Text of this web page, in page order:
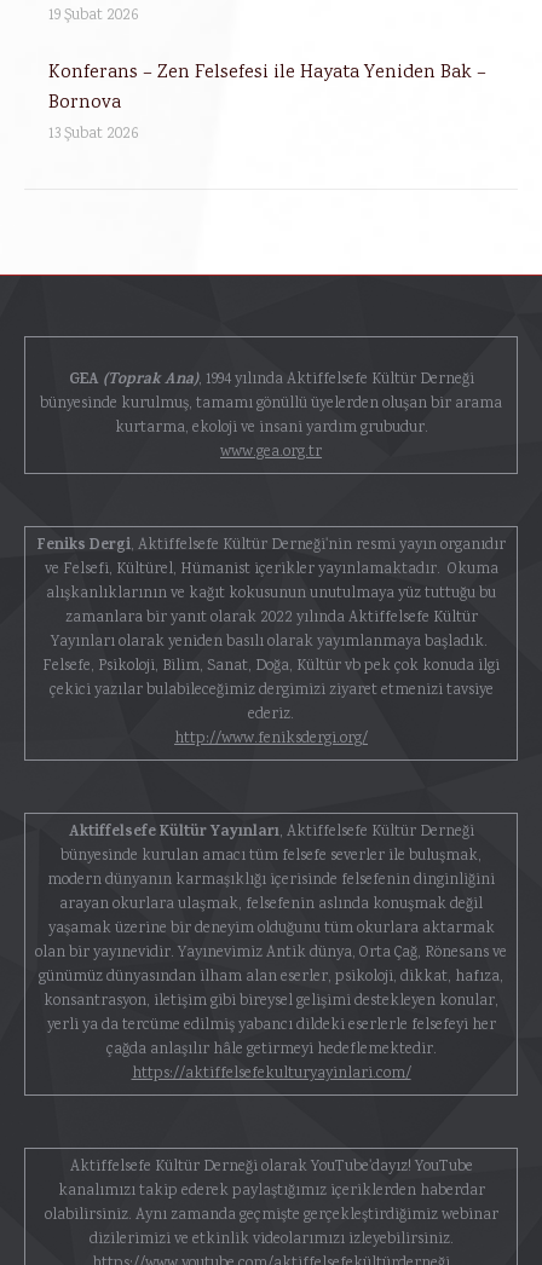
19 Şubat 2026
Konferans – Zen Felsefesi ile Hayata Yeniden Bak –
Bornova
13 Şubat 2026
GEA (Toprak Ana), 1994 yılında Aktiffelsefe Kültür Derneği
bünyesinde kurulmuş, tamamı gönüllü üyelerden oluşan bir arama
kurtarma, ekoloji ve insani yardım grubudur.
www.gea.org.tr
Feniks Dergi, Aktiffelsefe Kültür Derneği'nin resmi yayın organıdır
ve Felsefi, Kültürel, Hümanist içerikler yayınlamaktadır. Okuma
alışkanlıklarının ve kağıt kokusunun unutulmaya yüz tuttuğu bu
zamanlara bir yanıt olarak 2022 yılında Aktiffelsefe Kültür
Yayınları olarak yeniden basılı olarak yayımlanmaya başladık.
Felsefe, Psikoloji, Bilim, Sanat, Doğa, Kültür vb pek çok konuda ilgi
çekici yazılar bulabileceğimiz dergimizi ziyaret etmenizi tavsiye
ederiz.
http://www.feniksdergi.org/
Aktiffelsefe Kültür Yayınları, Aktiffelsefe Kültür Derneği
bünyesinde kurulan amacı tüm felsefe severler ile buluşmak,
modern dünyanın karmaşıklığı içerisinde felsefenin dinginliğini
arayan okurlara ulaşmak, felsefenin aslında konuşmak değil
yaşamak üzerine bir deneyim olduğunu tüm okurlara aktarmak
olan bir yayınevidir. Yayınevimiz Antik dünya, Orta Çağ, Rönesans ve
günümüz dünyasından ilham alan eserler, psikoloji, dikkat, hafıza,
konsantrasyon, iletişim gibi bireysel gelişimi destekleyen konular,
yerli ya da tercüme edilmiş yabancı dildeki eserlerle felsefeyi her
çağda anlaşılır hâle getirmeyi hedeflemektedir.
https://aktiffelsefekulturyayinlari.com/
Aktiffelsefe Kültür Derneği olarak YouTube'dayız! YouTube
kanalımızı takip ederek paylaştığımız içeriklerden haberdar
olabilirsiniz. Aynı zamanda geçmişte gerçekleştirdiğimiz webinar
dizilerimizi ve etkinlik videolarımızı izleyebilirsiniz.